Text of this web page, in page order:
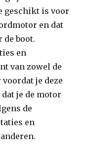
geschikt is voor
en dat
de boot.
en
van zowel de
je deze
je de motor
de
en